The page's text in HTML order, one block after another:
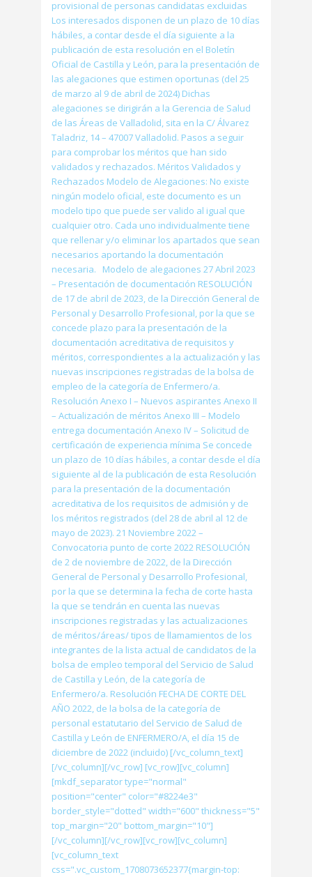
provisional de personas candidatas excluidas
Los interesados disponen de un plazo de 10 días
hábiles, a contar desde el día siguiente a la
publicación de esta resolución en el Boletín
Oficial de Castilla y León, para la presentación de
las alegaciones que estimen oportunas (del 25
de marzo al 9 de abril de 2024) Dichas
alegaciones se dirigirán a la Gerencia de Salud
de las Áreas de Valladolid, sita en la C/ Álvarez
Taladriz, 14 – 47007 Valladolid. Pasos a seguir
para comprobar los méritos que han sido
validados y rechazados. Méritos Validados y
Rechazados Modelo de Alegaciones: No existe
ningún modelo oficial, este documento es un
modelo tipo que puede ser valido al igual que
cualquier otro. Cada uno individualmente tiene
que rellenar y/o eliminar los apartados que sean
necesarios aportando la documentación
necesaria. Modelo de alegaciones 27 Abril 2023
– Presentación de documentación RESOLUCIÓN
de 17 de abril de 2023, de la Dirección General de
Personal y Desarrollo Profesional, por la que se
concede plazo para la presentación de la
documentación acreditativa de requisitos y
méritos, correspondientes a la actualización y las
nuevas inscripciones registradas de la bolsa de
empleo de la categoría de Enfermero/a.
Resolución Anexo I – Nuevos aspirantes Anexo II
– Actualización de méritos Anexo III – Modelo
entrega documentación Anexo IV – Solicitud de
certificación de experiencia mínima Se concede
un plazo de 10 días hábiles, a contar desde el día
siguiente al de la publicación de esta Resolución
para la presentación de la documentación
acreditativa de los requisitos de admisión y de
los méritos registrados (del 28 de abril al 12 de
mayo de 2023). 21 Noviembre 2022 –
Convocatoria punto de corte 2022 RESOLUCIÓN
de 2 de noviembre de 2022, de la Dirección
General de Personal y Desarrollo Profesional,
por la que se determina la fecha de corte hasta
la que se tendrán en cuenta las nuevas
inscripciones registradas y las actualizaciones
de méritos/áreas/ tipos de llamamientos de los
integrantes de la lista actual de candidatos de la
bolsa de empleo temporal del Servicio de Salud
de Castilla y León, de la categoría de
Enfermero/a. Resolución FECHA DE CORTE DEL
AÑO 2022, de la bolsa de la categoría de
personal estatutario del Servicio de Salud de
Castilla y León de ENFERMERO/A, el día 15 de
diciembre de 2022 (incluido) [/vc_column_text]
[/vc_column][/vc_row] [vc_row][vc_column]
[mkdf_separator type="normal"
position="center" color="#8224e3"
border_style="dotted" width="600" thickness="5"
top_margin="20" bottom_margin="10"]
[/vc_column][/vc_row][vc_row][vc_column]
[vc_column_text
css=".vc_custom_1708073652377{margin-top: